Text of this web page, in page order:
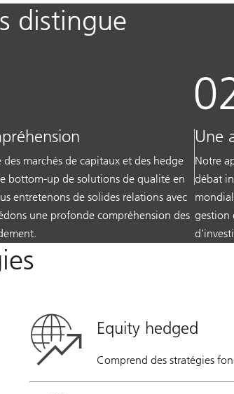
distingue
marchés de capitaux et des hedge
bottom-up de solutions de qualité en
entretenons de solides relations avec
une profonde compréhension des
Une
Notre
débat
gestion
Equity hedged
Comprend des stratégies